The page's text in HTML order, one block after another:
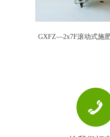
GXFZ—2x7F滚动式施